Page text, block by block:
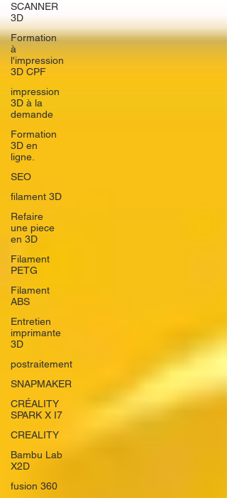
SCANNER
3D
Formation
à
l'impression
3D CPF
impression
3D à la
demande
Formation
3D en
ligne.
SEO
filament 3D
Refaire
une piece
en 3D
Filament
PETG
Filament
ABS
Entretien
imprimante
3D
postraitement
SNAPMAKER
CRÉALITY
SPARK X I7
CREALITY
Bambu Lab
X2D
fusion 360